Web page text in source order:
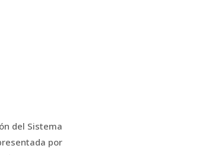
del Sistema
por